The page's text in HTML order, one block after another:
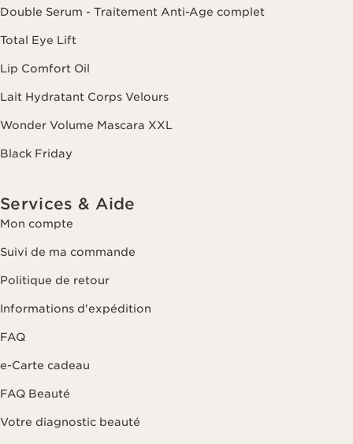
traitement de votre commande, à des fins de gestion de la relation
client. Notamment pour vous proposer des offres personnalisées et/ou
pour gérer votre adhésion à notre Programme de fidélité et créer votre
programme beauté personnalisé. Les données sont conservées
dernier contact. Vous disposez d'un droit d'accès, de rectification, de
que d'un droit d'opposition et de limitation de leur traitement. Vous
veuillez consulter notre politique de confidentialité
Double Serum - Traitement Anti-Age complet
Total Eye Lift
Lip Comfort Oil
Lait Hydratant Corps Velours
Wonder Volume Mascara XXL
Black Friday
Services & Aide
Mon compte
Suivi de ma commande
Politique de retour
Informations d'expédition
FAQ
e-Carte cadeau
FAQ Beauté
Votre diagnostic beauté